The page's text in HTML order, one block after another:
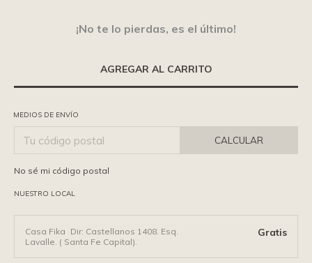
¡No te lo pierdas, es el último!
MEDIOS DE ENVÍO
CALCULAR
No sé mi código postal
NUESTRO LOCAL
Casa Fika Dir: Castellanos 1408. Esq.
Lavalle. ( Santa Fe Capital).
Gratis